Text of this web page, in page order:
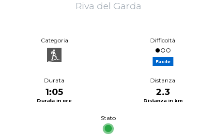
Riva del Garda
Categoria Difficoltà
Facile
Durata
1:05
Durata in ore
Distanza
2.3
Distanza in km
Stato